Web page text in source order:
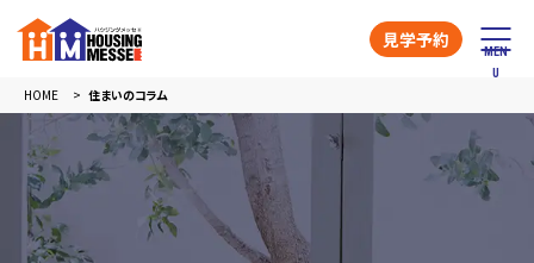
見学予約
HOME 住まいのコラム